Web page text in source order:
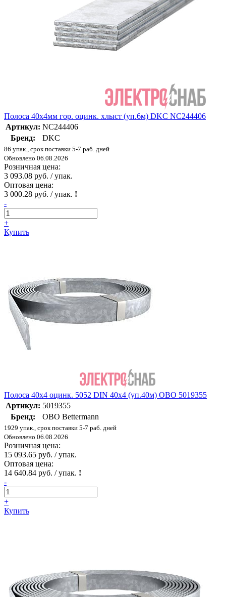
Полоса 40х4мм гор. оцинк. хлыст (уп.6м) DKC NC244406
Артикул: NC244406
Бренд:
DKC
86 упак., срок поставки 5-7 раб. дней
Обновлено 06.08.2026
Розничная цена:
3 093.08 руб. / упак.
Оптовая цена:
3 000.28 руб. / упак. !
-
+
Купить
Полоса 40х4 оцинк. 5052 DIN 40х4 (уп.40м) OBO 5019355
Артикул: 5019355
Бренд:
OBO Bettermann
1929 упак., срок поставки 5-7 раб. дней
Обновлено 06.08.2026
Розничная цена:
15 093.65 руб. / упак.
Оптовая цена:
14 640.84 руб. / упак. !
-
+
Купить